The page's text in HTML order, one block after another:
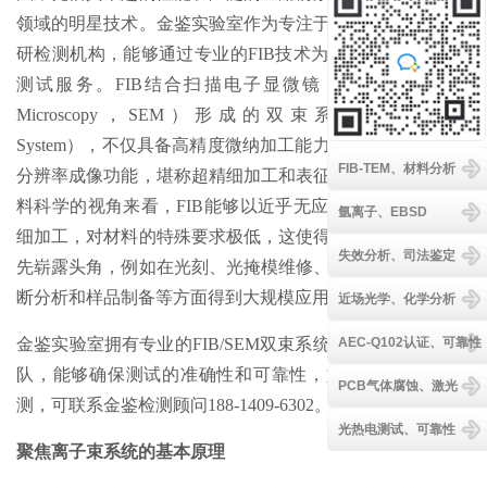
领域的明星技术。金鉴实验室作为专注于材料分析领域的科
研检测机构，能够通过专业的FIB技术为客户提供高质量的
测试服务。FIB结合扫描电子显微镜（Scanning Electron
Microscopy，SEM）形成的双束系统（Dual Beam
System），不仅具备高精度微纳加工能力，还拥有超高空间
分辨率成像功能，堪称超精细加工和表征领域的利器。从材
料科学的视角来看，FIB能够以近乎无应力的方式进行超精
细加工，对材料的特殊要求极低，这使得它在半导体行业率
先崭露头角，例如在光刻、光掩模维修、电路修改、故障诊
断分析和样品制备等方面得到大规模应用。
金鉴实验室拥有专业的FIB/SEM双束系统测试设备和技术团
队，能够确保测试的准确性和可靠性，如需进行专业的检
测，可联系金鉴检测顾问188-1409-6302。
聚焦离子束系统的基本原理
FIB-TEM、材料分析
氩离子、EBSD
失效分析、司法鉴定
近场光学、化学分析
AEC-Q102认证、可靠性
PCB气体腐蚀、激光
光热电测试、可靠性